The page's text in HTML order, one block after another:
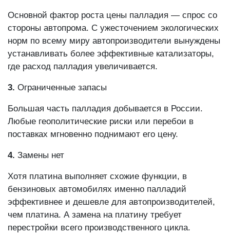
Основной фактор роста цены палладия — спрос со
стороны автопрома. С ужесточением экологических
норм по всему миру автопроизводители вынуждены
устанавливать более эффективные катализаторы,
где расход палладия увеличивается.
3. Ограниченные запасы
Большая часть палладия добывается в России.
Любые геополитические риски или перебои в
поставках мгновенно поднимают его цену.
4. Замены нет
Хотя платина выполняет схожие функции, в
бензиновых автомобилях именно палладий
эффективнее и дешевле для автопроизводителей,
чем платина. А замена на платину требует
перестройки всего производственного цикла.